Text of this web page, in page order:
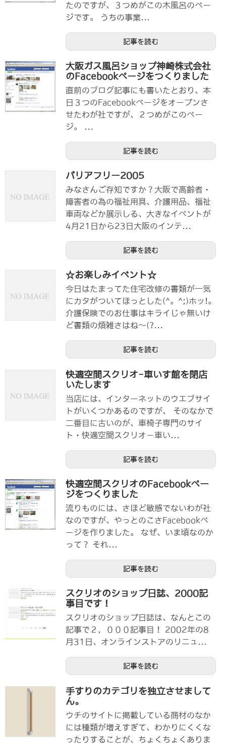
たのですが、３つめがこの木風呂のペー
ジです。 うちの事業...
記事を読む
大阪ガス風呂ショップ神崎株式会社
のFacebookページをつくりました
直前のブログ記事にも書いたとおり、本
日３つのFacebookページをオープンさ
せたわが社ですが、２つめがこのペー
ジ。 ...
記事を読む
バリアフリー2005
みなさんご存知ですか？大阪で高齢者・
障害者の為の福祉用具、介護用品、福祉
車両などか展示しる、大きなイベントが
4月21日から23日大阪のインテ...
記事を読む
☆お楽しみイベント☆
今日はたまってた住宅改修の書類が一気
にカタがついてほっとした(^。^;)ホッ!。
介護保険でのお仕事はキライじゃ無いけ
ど書類の煩雑さはね〜(?...
記事を読む
快適空間スクリオ-車いす館を閉店
いたします
当店には、インターネットのウエブサイ
トがいくつかあるのですが、 そのなかで
二番目に古いのが、車椅子専門のサイ
ト・快適空間スクリオ－車い...
記事を読む
快適空間スクリオのFacebookペー
ジをつくりました
流りものには、さほど敏感でないわが社
なのですが、やっとのこさFacebookペ
ージを作りました。 なぜ、いま頃なのか
って？ それ...
記事を読む
スクリオのショップ日誌、2000記
事目です！
スクリオのショップ日誌は、なんとこの
記事で２，０００記事目！ 2002年の8
月31日、オンラインストアのリニュ...
記事を読む
手すりのカテゴリを独立させまして
ん。
ウチのサイトに掲載している商材のなか
には種類が増えすぎて、わかりにくくな
ったりすることが、ちょくちょくありま